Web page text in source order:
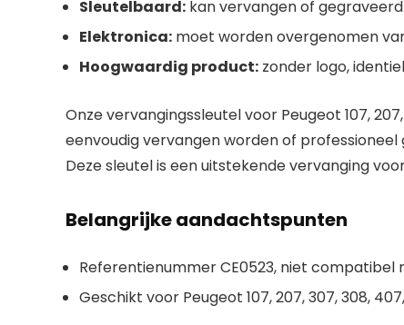
Sleutelbaard: kan vervangen of
Elektronica: moet worden overgenomen
Hoogwaardig product: zonder logo,
Onze vervangingssleutel voor Peugeot 107,
eenvoudig vervangen worden of
Deze sleutel is een uitstekende vervanging
Belangrijke aandachtspunten
Referentienummer CE0523, niet compatibel
Geschikt voor Peugeot 107, 207, 307, 308,